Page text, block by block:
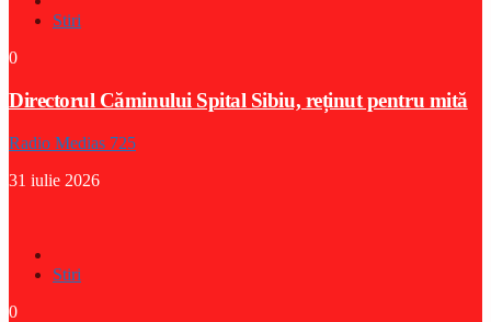
Stiri
0
Directorul Căminului Spital Sibiu, reținut pentru mită
Radio Medias 725
31 iulie 2026
Stiri
0